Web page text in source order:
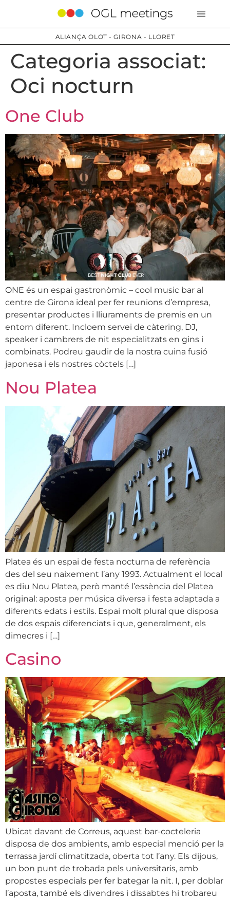
ALIANÇA OLOT - GIRONA - LLORET
Categoria associat:
Oci nocturn
One Club
ONE és un espai gastronòmic – cool music bar al
centre de Girona ideal per fer reunions d’empresa,
presentar productes i lliuraments de premis en un
entorn diferent. Incloem servei de càtering, DJ,
speaker i cambrers de nit especialitzats en gins i
combinats. Podreu gaudir de la nostra cuina fusió
japonesa i els nostres còctels […]
Nou Platea
Platea és un espai de festa nocturna de referència
des del seu naixement l’any 1993. Actualment el local
es diu Nou Platea, però manté l’essència del Platea
original: aposta per música diversa i festa adaptada a
diferents edats i estils. Espai molt plural que disposa
de dos espais diferenciats i que, generalment, els
dimecres i […]
Casino
Ubicat davant de Correus, aquest bar-cocteleria
disposa de dos ambients, amb especial menció per la
terrassa jardí climatitzada, oberta tot l’any. Els dijous,
un bon punt de trobada pels universitaris, amb
propostes especials per fer bategar la nit. I, per doblar
l’aposta, també els divendres i dissabtes hi trobareu